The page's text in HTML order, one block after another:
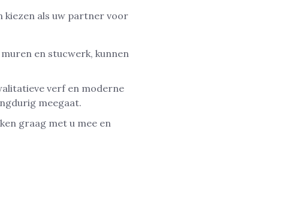
kiezen als uw partner voor
en stucwerk, kunnen
verf en moderne
meegaat.
graag met u mee en